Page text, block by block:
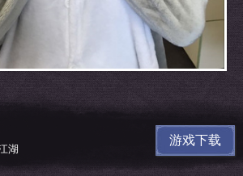
游戏下载
湖